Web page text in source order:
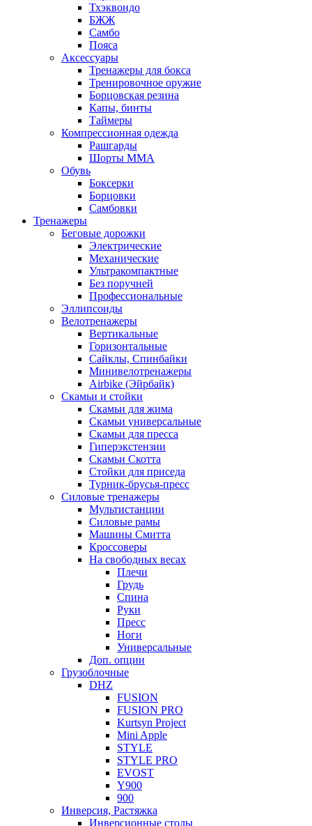
Тхэквондо
БЖЖ
Самбо
Пояса
Аксессуары
Тренажеры для бокса
Тренировочное оружие
Борцовская резина
Капы, бинты
Таймеры
Компрессионная одежда
Рашгарды
Шорты MMA
Обувь
Боксерки
Борцовки
Самбовки
Тренажеры
Беговые дорожки
Электрические
Механические
Ультракомпактные
Без поручней
Профессиональные
Эллипсоиды
Велотренажеры
Вертикальные
Горизонтальные
Сайклы, Спинбайки
Минивелотренажеры
Airbike (Эйрбайк)
Скамьи и стойки
Скамьи для жима
Скамьи универсальные
Скамьи для пресса
Гиперэкстензии
Скамьи Скотта
Стойки для приседа
Турник-брусья-пресс
Силовые тренажеры
Мультистанции
Силовые рамы
Машины Смитта
Кроссоверы
На свободных весах
Плечи
Грудь
Спина
Руки
Пресс
Ноги
Универсальные
Доп. опции
Грузоблочные
DHZ
FUSION
FUSION PRO
Kurtsyn Project
Mini Apple
STYLE
STYLE PRO
EVOST
Y900
900
Инверсия, Растяжка
Инверсионные столы